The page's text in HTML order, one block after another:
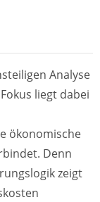
Analyse
liegt dabei
ökonomische
Denn
zeigt